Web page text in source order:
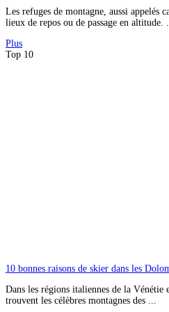
Les refuges de montagne, aussi appelés
lieux de repos ou de passage en altitude.
Plus
Top 10
10 bonnes raisons de skier dans les
Dans les régions italiennes de la
trouvent les célèbres montagnes des ...